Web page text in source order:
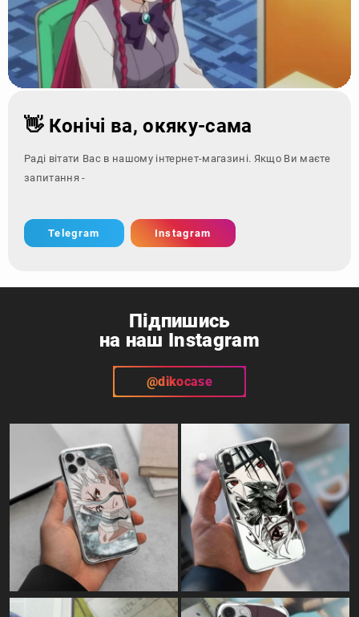
👋 Конічі ва, окяку-сама
Раді вітати Вас в нашому інтернет-магазині. Якщо Ви маєте
запитання - зверніться за
Telegram Instagram
Підпишись
на наш Instagram
@dikocase